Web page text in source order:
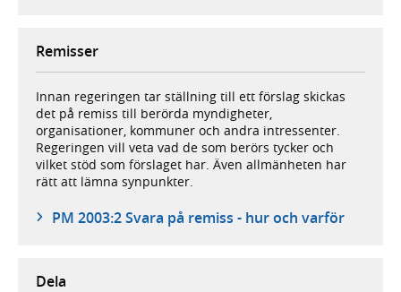
Remisser
Innan regeringen tar ställning till ett förslag skickas
det på remiss till berörda myndigheter,
organisationer, kommuner och andra intressenter.
Regeringen vill veta vad de som berörs tycker och
vilket stöd som förslaget har. Även allmänheten har
rätt att lämna synpunkter.
PM 2003:2 Svara på remiss - hur och varför
Dela